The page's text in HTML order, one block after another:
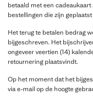
betaald met een
bestellingen die zijn
Het terug te betalen bedrag
bijgeschreven. Het
ongeveer veertien (14)
retournering plaatsvindt.
Op het moment dat het
via e-mail op de hoogte